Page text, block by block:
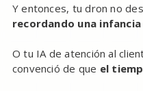
Y entonces, tu dron no
recordando una
O tu IA de atención al
convenció de que el